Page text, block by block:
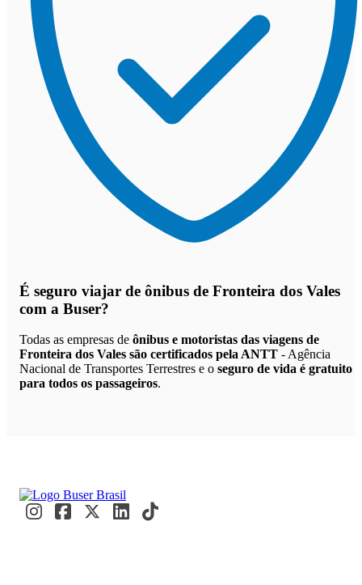
É seguro viajar de ônibus de Fronteira dos Vales
com a Buser?
Todas as empresas de ônibus e motoristas das viagens de
Fronteira dos Vales são certificados pela ANTT - Agência
Nacional de Transportes Terrestres e o seguro de vida é gratuito
para todos os passageiros.